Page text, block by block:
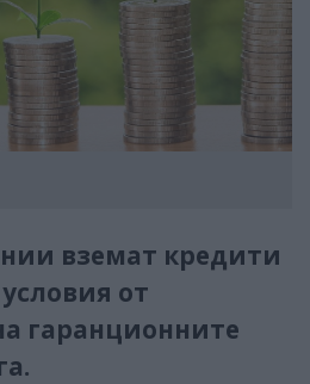
вземат кредити
от
гаранционните